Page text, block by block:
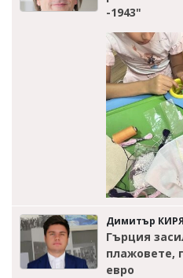
-1943"
Димитър
Гърция
плажовете,
евро